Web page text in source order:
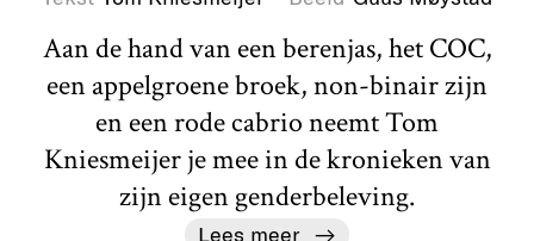
Aan de hand van een berenjas, het COC,
een appelgroene broek, non-binair zijn
en een rode cabrio neemt Tom
Kniesmeijer je mee in de kronieken van
zijn eigen genderbeleving.
Lees meer